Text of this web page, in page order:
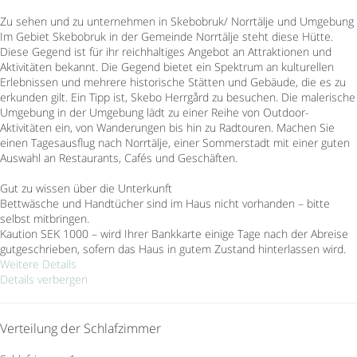
Zu sehen und zu unternehmen in Skebobruk/ Norrtälje und Umgebung
Im Gebiet Skebobruk in der Gemeinde Norrtälje steht diese Hütte.
Diese Gegend ist für ihr reichhaltiges Angebot an Attraktionen und
Aktivitäten bekannt. Die Gegend bietet ein Spektrum an kulturellen
Erlebnissen und mehrere historische Stätten und Gebäude, die es zu
erkunden gilt. Ein Tipp ist, Skebo Herrgård zu besuchen. Die malerische
Umgebung in der Umgebung lädt zu einer Reihe von Outdoor-
Aktivitäten ein, von Wanderungen bis hin zu Radtouren. Machen Sie
einen Tagesausflug nach Norrtälje, einer Sommerstadt mit einer guten
Auswahl an Restaurants, Cafés und Geschäften.
Gut zu wissen über die Unterkunft
Bettwäsche und Handtücher sind im Haus nicht vorhanden – bitte
selbst mitbringen.
Kaution SEK 1000 – wird Ihrer Bankkarte einige Tage nach der Abreise
gutgeschrieben, sofern das Haus in gutem Zustand hinterlassen wird.
Weitere Details
Details verbergen
Verteilung der Schlafzimmer